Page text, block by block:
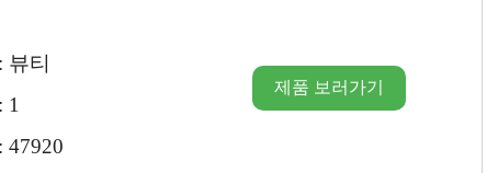
뷰티
1
47920
제품 보러가기